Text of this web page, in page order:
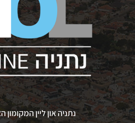
נתניה און ליין המקומון